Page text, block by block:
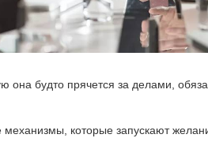
она будто прячется за делами,
механизмы, которые запускают